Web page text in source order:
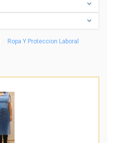
Ropa Y Proteccion Laboral